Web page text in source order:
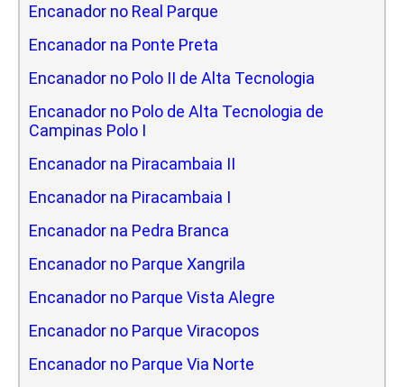
Encanador no Real Parque
Encanador na Ponte Preta
Encanador no Polo II de Alta Tecnologia
Encanador no Polo de Alta Tecnologia de
Campinas Polo I
Encanador na Piracambaia II
Encanador na Piracambaia I
Encanador na Pedra Branca
Encanador no Parque Xangrila
Encanador no Parque Vista Alegre
Encanador no Parque Viracopos
Encanador no Parque Via Norte